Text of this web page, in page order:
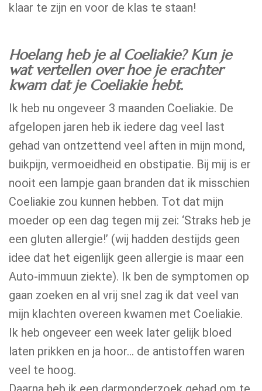
klaar te zijn en voor de klas te staan!
Hoelang heb je al Coeliakie? Kun je
wat vertellen over hoe je erachter
kwam dat je Coeliakie hebt.
Ik heb nu ongeveer 3 maanden Coeliakie. De
afgelopen jaren heb ik iedere dag veel last
gehad van ontzettend veel aften in mijn mond,
buikpijn, vermoeidheid en obstipatie. Bij mij is er
nooit een lampje gaan branden dat ik misschien
Coeliakie zou kunnen hebben. Tot dat mijn
moeder op een dag tegen mij zei: ‘Straks heb je
een gluten allergie!’ (wij hadden destijds geen
idee dat het eigenlijk geen allergie is maar een
Auto-immuun ziekte). Ik ben de symptomen op
gaan zoeken en al vrij snel zag ik dat veel van
mijn klachten overeen kwamen met Coeliakie.
Ik heb ongeveer een week later gelijk bloed
laten prikken en ja hoor… de antistoffen waren
veel te hoog.